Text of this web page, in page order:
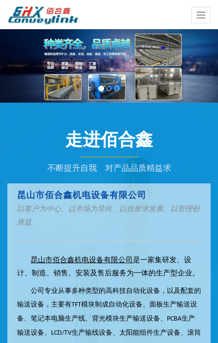
走进佰合鑫
不断提升自我 对产品品质精益求
昆山市佰合鑫机电设备有限公司
以客户为中心、以市场为导向、以信誉求发展、以管理创
效益
昆山市佰合鑫机电设备有限公司是一家集研发、设
计、制造、销售、安装及售后服务为一体的生产型企业。
公司专业从事多种类型的高科技自动化设备，以及配套的
输送设备，主要有TFT模块制成自动化设备、面板生产输送设
备、笔记本电脑生产线、背光模块生产输送设备、
PCBA生产
输送设备、
LCD/TV生产输线设备、太阳能组件生产设备、滚筒